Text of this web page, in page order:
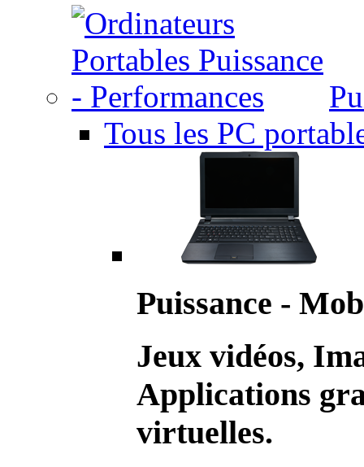
Tous les PC
Puissance -
Jeux vidéos,
Applications
virtuelles.